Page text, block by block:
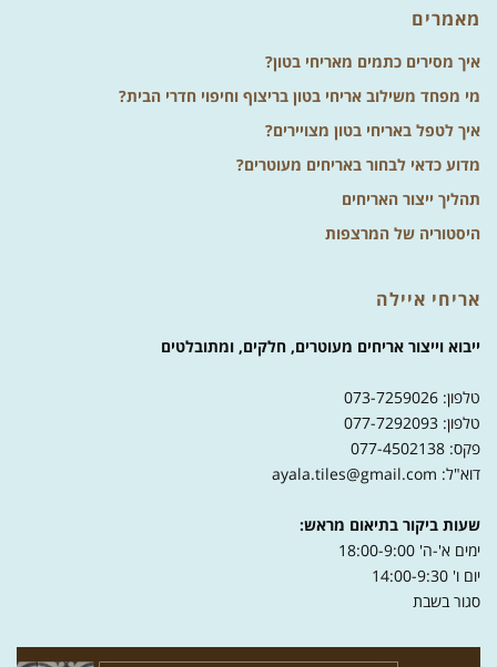
מאמרים
איך מסירים כתמים מאריחי בטון?
מי מפחד משילוב אריחי בטון בריצוף וחיפוי חדרי הבית?
איך לטפל באריחי בטון מצויירים?
מדוע כדאי לבחור באריחים מעוטרים?
תהליך ייצור האריחים
היסטוריה של המרצפות
אריחי איילה
ייבוא וייצור אריחים מעוטרים, חלקים, ומתובלטים
טלפון: 073-7259026
טלפון: 077-7292093
פקס: 077-4502138
דוא"ל: ayala.tiles@gmail.com
שעות ביקור בתיאום מראש:
ימים א'-ה' 18:00-9:00
יום ו' 14:00-9:30
סגור בשבת